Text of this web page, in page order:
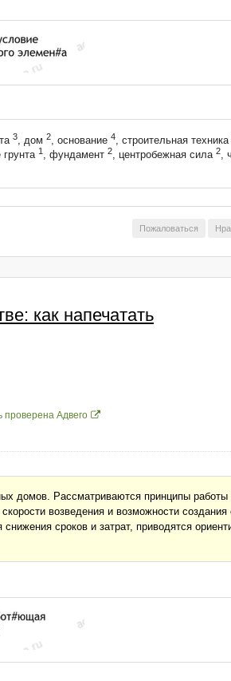
3, дом 2, основание 4, строительная техника
1 , фундамент 2, центробежная сила 2,
Пожаловаться
как напечатать
проверена Адвего
домов. Рассматриваются принципы работы
возведения и возможности
сроков и затрат, приводятся